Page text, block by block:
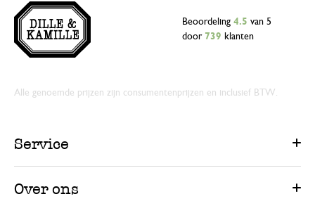
Beoordeling 4.5 van 5
door 739 klanten
Alle genoemde prijzen zijn consumentenprijzen en inclusief BTW.
Service
Over ons